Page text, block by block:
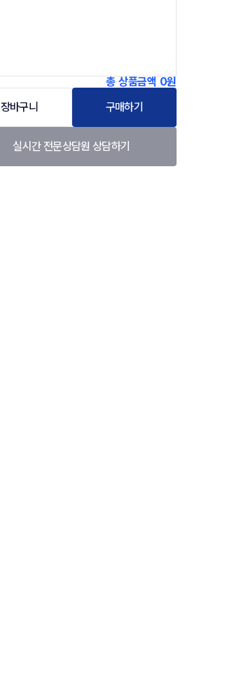
총 상품금액 0원
장바구니
구매하기
실시간 전문상담원 상담하기